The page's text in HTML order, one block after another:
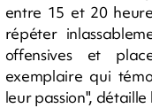
entre 15 et 20
répéter
offensives et
exemplaire qui
leur passion",